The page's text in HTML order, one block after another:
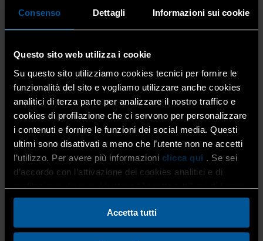
Consenso Dettagli Informazioni sui cookie
Questo sito web utilizza i cookie
Su questo sito utilizziamo cookies tecnici per fornire le
funzionalità del sito e vogliamo utilizzare anche cookies
analitici di terza parte per analizzare il nostro traffico e
cookies di profilazione che ci servono per personalizzare
i contenuti e fornire le funzioni dei social media. Questi
ultimi sono disattivati a meno che l’utente non ne accetti
l’utilizzo. Per avere più informazioni clicca qui . Se sei
d’accordo con l’attivazione dei cookies analitici e di
profilazione clicca sul bottone “Accetta tutti” qui di fianco.
Accetta tutti
futuro del presepe: comunità e nuovi mestieri», è
replicata in tutte le province e Diocesi italiane, grazie alla
Fondazione Symbola, nell’ambito di un’iniziativa volta a
San Francesco nel lontano 1223, e vede la consegna ai
Vescovi dei territori di una statuina artigianale, la
statuina dell’anno, che mette in evidenza i mestieri che
aggiornano e attualizzano i personaggi del presepe.
Nello specifico, la statuina del 2020 raffigura
un’operatrice sanitaria, realizzata in esclusiva per
questa occasione dalla prestigiosa bottega d’arte
presepiale napoletana,La Scarabattoladei Fratelli